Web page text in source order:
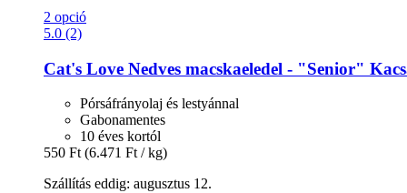
2 opció
5.0 (2)
Cat's Love Nedves macskaeledel -​ "Senior"
Pórsáfrányolaj és lestyánnal
Gabonamentes
10 éves kortól
550 Ft (6.471 Ft / kg)
Szállítás eddig: augusztus 12.